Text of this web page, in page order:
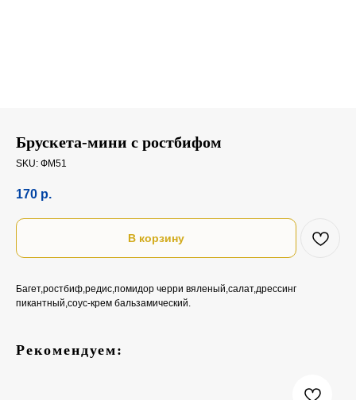
Брускета-мини с ростбифом
SKU: ФМ51
170 р.
В корзину
Багет,ростбиф,редис,помидор черри вяленый,салат,дрессинг
пикантный,соус-крем бальзамический.
Рекомендуем: